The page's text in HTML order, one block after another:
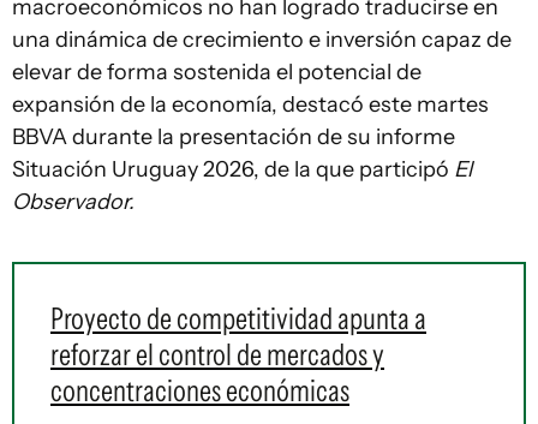
macroeconómicos no han logrado traducirse en
una dinámica de crecimiento e inversión capaz de
elevar de forma sostenida el potencial de
expansión de la economía, destacó este martes
BBVA durante la presentación de su informe
Situación Uruguay 2026, de la que participó El
Observador.
Proyecto de competitividad apunta a
reforzar el control de mercados y
concentraciones económicas